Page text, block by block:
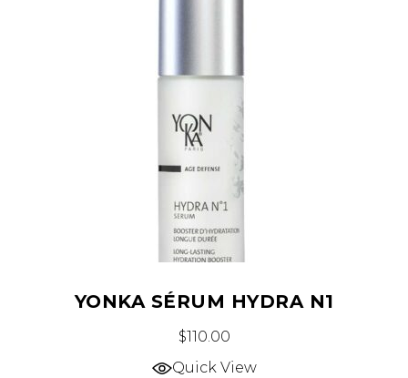
YONKA SÉRUM HYDRA N1
$110.00
Quick View